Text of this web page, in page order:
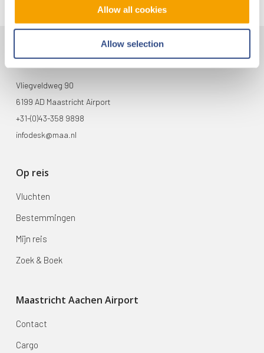
Allow all cookies
Allow selection
Vliegveldweg 90
6199 AD Maastricht Airport
+31-(0)43-358 9898
infodesk@maa.nl
Op reis
Vluchten
Bestemmingen
Mijn reis
Zoek & Boek
Maastricht Aachen Airport
Contact
Cargo